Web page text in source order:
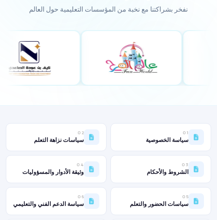
نفخر بشراكتنا مع نخبة من المؤسسات التعليمية حول العالم
سياسة الخصوصية
02
سياسات نزاهة التعلم
03
الشروط والأحكام
04
وثيقة الأدوار والمسؤوليات
05
سياسات الحضور والتعلم
06
سياسة الدعم الفني والتعليمي